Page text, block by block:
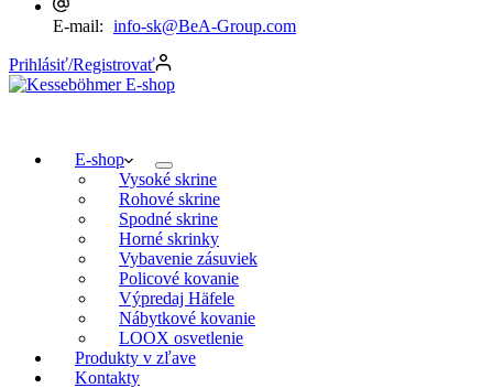
E-mail: info-sk@BeA-Group.com
Prihlásiť/Registrovať
E-shop
Vysoké skrine
Rohové skrine
Spodné skrine
Horné skrinky
Vybavenie zásuviek
Policové kovanie
Výpredaj Häfele
Nábytkové kovanie
LOOX osvetlenie
Produkty v zľave
Kontakty